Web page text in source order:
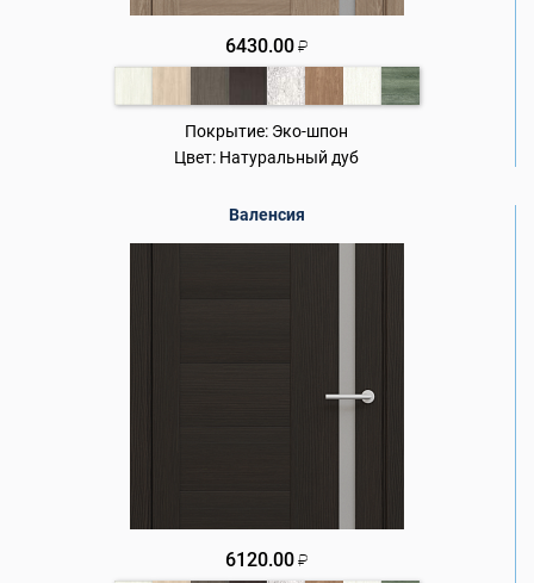
6430.00 ₽
Покрытие: Эко-шпон
Цвет: Натуральный дуб
Валенсия
6120.00 ₽